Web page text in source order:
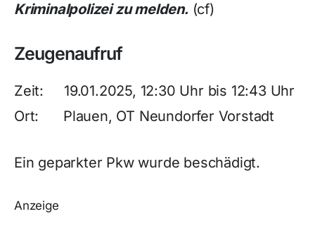
Kriminalpolizei zu melden. (cf)
Zeugenaufruf
Zeit: 19.01.2025, 12:30 Uhr bis 12:43 Uhr
Ort: Plauen, OT Neundorfer Vorstadt
Ein geparkter Pkw wurde beschädigt.
Anzeige